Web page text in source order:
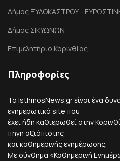
Δήμος ΞΥΛΟΚΑΣΤΡΟΥ -
Δήμος ΣΙΚΥΩΝΩΝ
Επιμελητήριο Κορινθίας
Πληροφορίες
Το IsthmosNews.gr είναι ένα
ενημερωτικό site που
έχει ήδη καθιερωθεί στην
πηγή αξιόπιστης
και καθημερινής ενημέρωσης.
Με σύνθημα «Καθημερινή